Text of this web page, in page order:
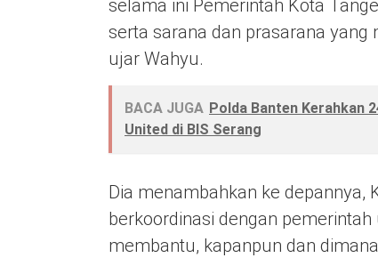
selama ini Pemerintah Kota
serta sarana dan prasarana yang
ujar Wahyu.
BACA JUGA Polda Banten Kerahkan
United di BIS Serang
Dia menambahkan ke depannya,
berkoordinasi dengan
membantu, kapanpun dan